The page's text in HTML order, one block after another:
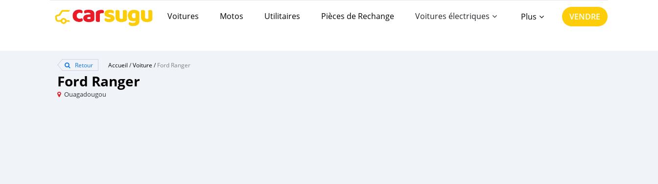
Voitures Motos Utilitaires Pièces de Rechange Voitures électriques Plus VENDRE
Retour Accueil /Voiture /Ford Ranger
Ford Ranger
Ouagadougou